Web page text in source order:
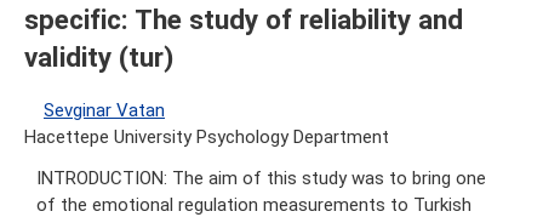
specific: The study of reliability and
validity (tur)
Sevginar Vatan
Hacettepe University Psychology Department
INTRODUCTION: The aim of this study was to bring one
of the emotional regulation measurements to Turkish